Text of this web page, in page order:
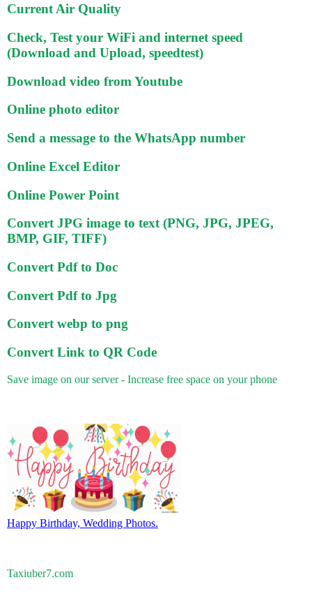
Current Air Quality
Check, Test your WiFi and internet speed
(Download and Upload, speedtest)
Download video from Youtube
Online photo editor
Send a message to the WhatsApp number
Online Excel Editor
Online Power Point
Convert JPG image to text (PNG, JPG, JPEG,
BMP, GIF, TIFF)
Convert Pdf to Doc
Convert Pdf to Jpg
Convert webp to png
Convert Link to QR Code
Save image on our server - Increase free space on your phone
Happy Birthday, Wedding Photos.
Taxiuber7.com